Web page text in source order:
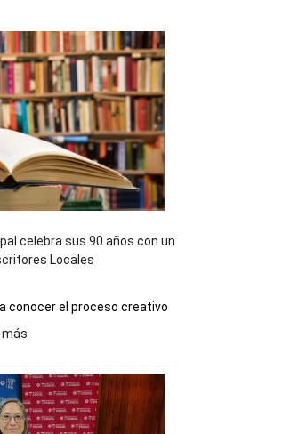
celebra sus 90 años con un
Locales
conocer el proceso creativo
más
Municipal
celebra
sus